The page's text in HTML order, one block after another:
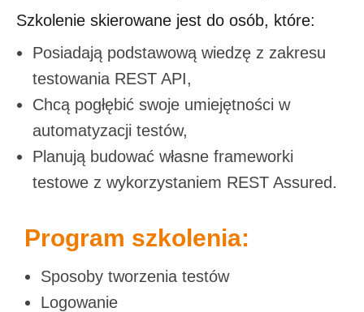
Szkolenie skierowane jest do osób, które:
Posiadają podstawową wiedzę z zakresu
testowania REST API,
Chcą pogłębić swoje umiejętności w
automatyzacji testów,
Planują budować własne frameworki
testowe z wykorzystaniem REST Assured.
Program szkolenia:
Sposoby tworzenia testów
Logowanie